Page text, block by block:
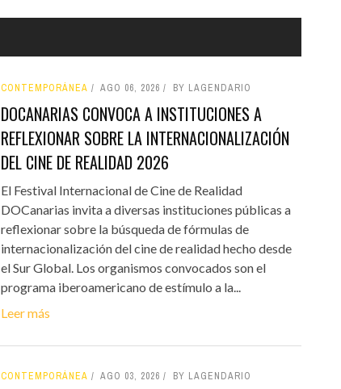
CONTEMPORÁNEA AGO 06, 2026 BY LAGENDARIO
DOCANARIAS CONVOCA A INSTITUCIONES A
REFLEXIONAR SOBRE LA INTERNACIONALIZACIÓN
DEL CINE DE REALIDAD 2026
El Festival Internacional de Cine de Realidad
DOCanarias invita a diversas instituciones públicas a
reflexionar sobre la búsqueda de fórmulas de
internacionalización del cine de realidad hecho desde
el Sur Global. Los organismos convocados son el
programa iberoamericano de estímulo a la...
Leer más
CONTEMPORÁNEA AGO 03, 2026 BY LAGENDARIO